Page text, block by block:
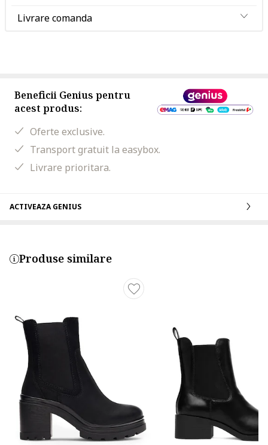
Livrare comanda
Beneficii Genius pentru
acest produs:
Oferte exclusive.
Transport gratuit la easybox.
Livrare prioritara.
ACTIVEAZA GENIUS
Produse similare